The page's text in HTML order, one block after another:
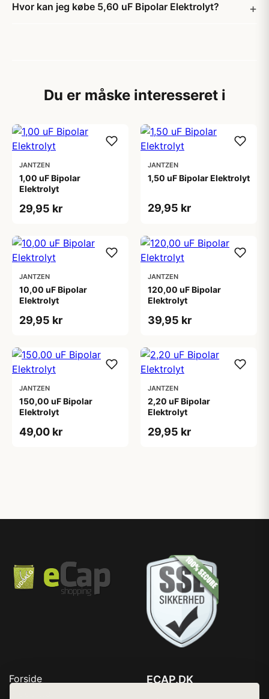
Hvor kan jeg købe 5,60 uF Bipolar Elektrolyt?
Du er måske interesseret i
JANTZEN
1,00 uF Bipolar
Elektrolyt
29,95 kr
JANTZEN
1,50 uF Bipolar Elektrolyt
29,95 kr
JANTZEN
10,00 uF Bipolar
Elektrolyt
29,95 kr
JANTZEN
120,00 uF Bipolar
Elektrolyt
39,95 kr
JANTZEN
150,00 uF Bipolar
Elektrolyt
49,00 kr
JANTZEN
2,20 uF Bipolar
Elektrolyt
29,95 kr
Forside
ECAP.DK